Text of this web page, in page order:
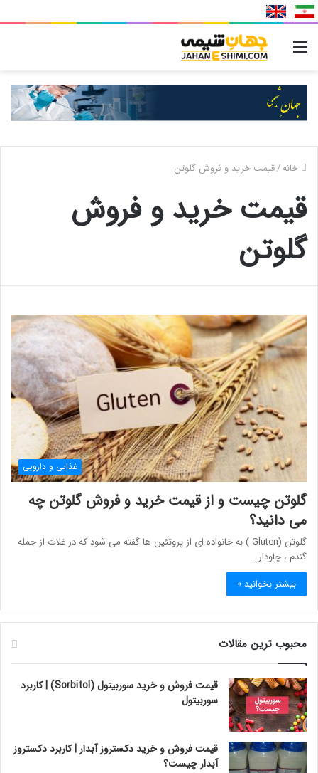
خانه/قیمت خرید و فروش گلوتن
قیمت خرید و فروش
گلوتن
غذایی و دارویی
گلوتن چیست و از قیمت خرید و فروش گلوتن چه
می دانید؟
گلوتن (Gluten ) به خانواده ای از پروتئین ها گفته می شود که در غلات از جمله
گندم ، چاودار…
بیشتر بخوانید »
محبوب ترین مقالات
قیمت فروش و خرید سوربیتول (Sorbitol) | کاربرد
سوربیتول
قیمت فروش و خرید دکستروز آبدار | کاربرد دکستروز
آبدار چیست؟